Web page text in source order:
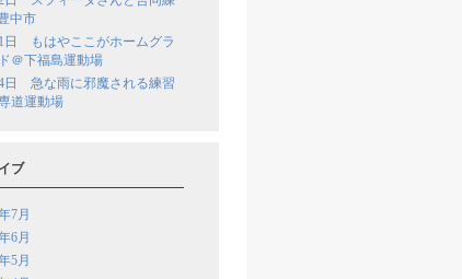
中市
日 もはやここがホームグラ
＠下福島運動場
日 急な雨に邪魔される練習
道運動場
ブ
7月
6月
5月